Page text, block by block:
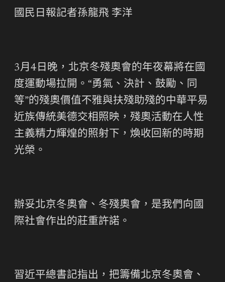
國民日報記者孫龍飛 李洋
3月4日晚，北京冬殘奧會的年夜幕將在國
度運動場拉開。“勇氣、決計、鼓勵、同
等”的殘奧價值不雅與扶殘助殘的中華平易
近族傳統美德交相照映，殘奧活動在人性
主義精力輝煌的照射下，煥收回新的時期
光榮。
辦妥北京冬奧會、冬殘奧會，是我們向國
際社會作出的莊重許諾。
習近平總書記指出，把籌備北京冬奧會、